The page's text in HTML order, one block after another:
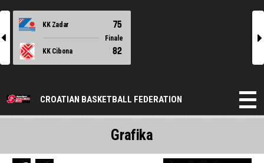
l
KK Zadar 75
Finale
KK Cibona
82
r
CROATIAN BASKETBALL FEDERATION
Grafika